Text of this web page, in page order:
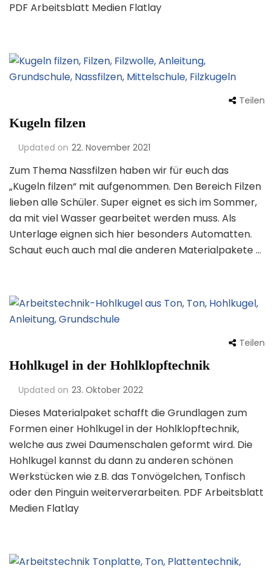
PDF Arbeitsblatt Medien Flatlay
Teilen
Kugeln filzen
Updated on 22. November 2021
Zum Thema Nassfilzen haben wir für euch das
„Kugeln filzen“ mit aufgenommen. Den Bereich Filzen
lieben alle Schüler. Super eignet es sich im Sommer,
da mit viel Wasser gearbeitet werden muss. Als
Unterlage eignen sich hier besonders Automatten.
Schaut euch auch mal die anderen Materialpakete …
Teilen
Hohlkugel in der Hohlklopftechnik
Updated on 23. Oktober 2022
Dieses Materialpaket schafft die Grundlagen zum
Formen einer Hohlkugel in der Hohlklopftechnik,
welche aus zwei Daumenschalen geformt wird. Die
Hohlkugel kannst du dann zu anderen schönen
Werkstücken wie z.B. das Tonvögelchen, Tonfisch
oder den Pinguin weiterverarbeiten. PDF Arbeitsblatt
Medien Flatlay